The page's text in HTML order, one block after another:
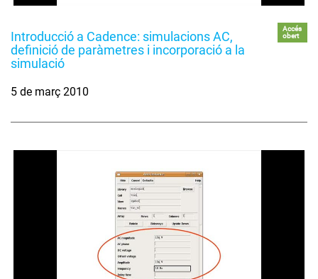
Introducció a Cadence: simulacions AC,
definició de paràmetres i incorporació a la
simulació
Accés
obert
5 de març 2010